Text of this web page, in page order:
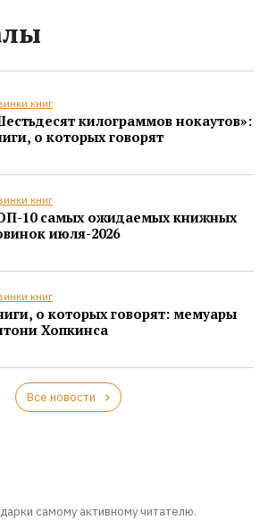
книг
килограммов нокаутов»:
о которых говорят
книг
10 самых ожидаемых книжных
июля-2026
книг
о которых говорят: мемуары
Хопкинса
Все новости
самому активному читателю.